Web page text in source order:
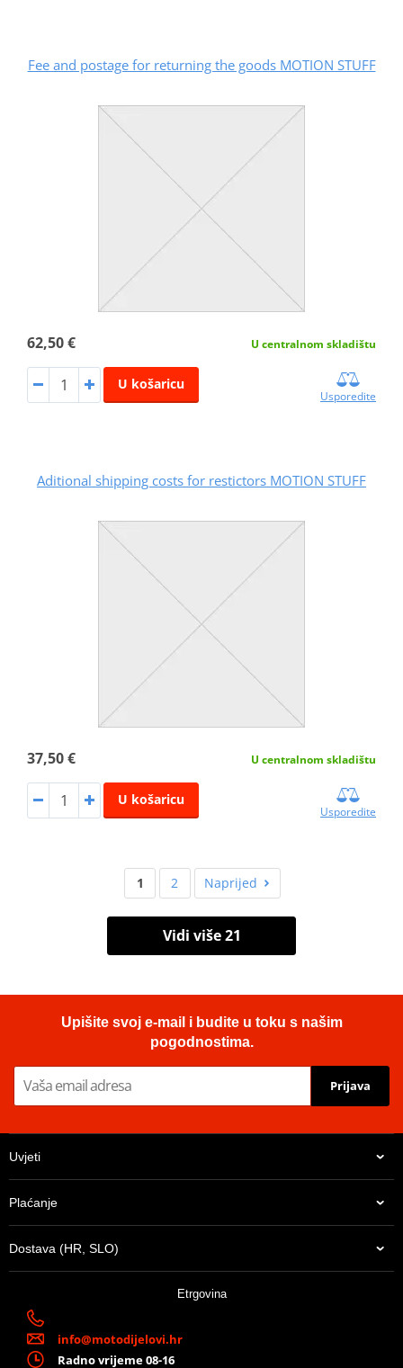
Fee and postage for returning the goods MOTION STUFF
62,50 € U centralnom skladištu
U košaricu
Usporedite
Aditional shipping costs for restictors MOTION STUFF
37,50 € U centralnom skladištu
U košaricu
Usporedite
1 2 Naprijed
Vidi više 21
Upišite svoj e-mail i budite u toku s našim
pogodnostima.
Prijava
Uvjeti
Plaćanje
Dostava (HR, SLO)
Etrgovina
info@motodijelovi.hr
Radno vrijeme 08-16